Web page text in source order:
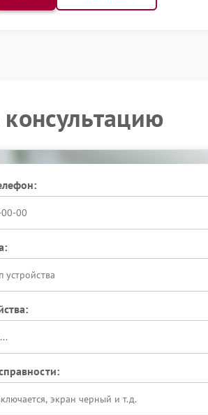
консультацию
устройства